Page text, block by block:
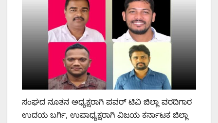
ಸಂಘದ ನೂತನ ಅಧ್ಯಕ್ಷರಾಗಿ ಪವರ್‌ ಟಿವಿ ಜಿಲ್ಲಾ ವರದಿಗಾರ
ಉದಯ ಬರ್ಗಿ, ಉಪಾಧ್ಯಕ್ಷರಾಗಿ ವಿಜಯ ಕರ್ನಾಟಕ ಜಿಲ್ಲಾ